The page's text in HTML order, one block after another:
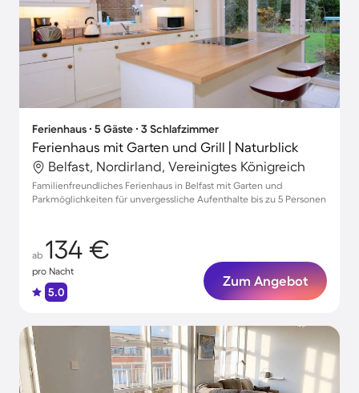
Ferienhaus ∙ 5 Gäste ∙ 3 Schlafzimmer
Ferienhaus mit Garten und Grill | Naturblick
Belfast, Nordirland, Vereinigtes Königreich
Familienfreundliches Ferienhaus in Belfast mit Garten und
Parkmöglichkeiten für unvergessliche Aufenthalte bis zu 5 Personen
ab 134 €
pro Nacht
5.0
Zum Angebot